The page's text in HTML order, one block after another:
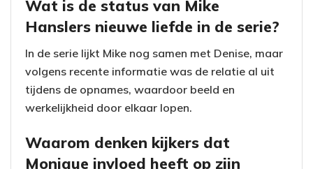
Wat is de status van Mike
Hanslers nieuwe liefde in de serie?
In de serie lijkt Mike nog samen met Denise, maar
volgens recente informatie was de relatie al uit
tijdens de opnames, waardoor beeld en
werkelijkheid door elkaar lopen.
Waarom denken kijkers dat
Monique invloed heeft op zijn